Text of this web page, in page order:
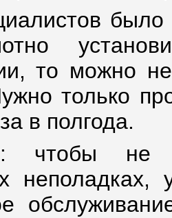
то можно
только
в полгода.
чтобы не
неполадках,